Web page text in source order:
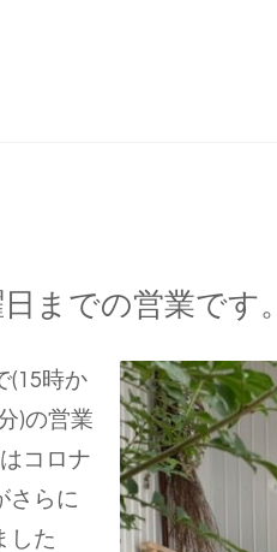
までの営業です。
(15時か
)の営業
コロナ
さらに
した